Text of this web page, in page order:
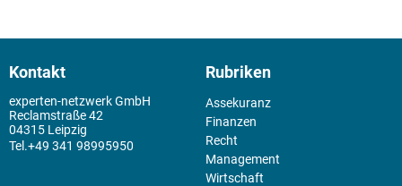
Kontakt
experten-netzwerk GmbH
Reclamstraße 42
04315 Leipzig
+49 341 98995950
Rubriken
Assekuranz
Finanzen
Recht
Management
Wirtschaft